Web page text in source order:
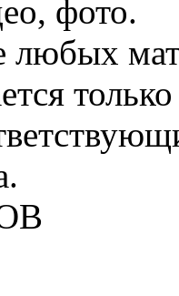
фото.
любых